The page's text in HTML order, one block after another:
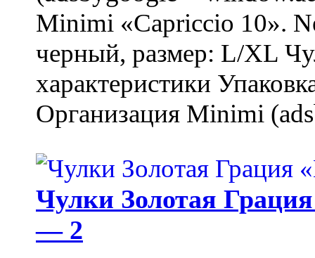
Minimi «Capriccio 10».
черный, размер: L/XL
характеристики
Организация Minimi
Чулки Золотая
— 2